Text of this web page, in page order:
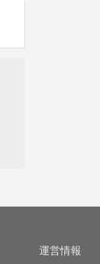
運営情報